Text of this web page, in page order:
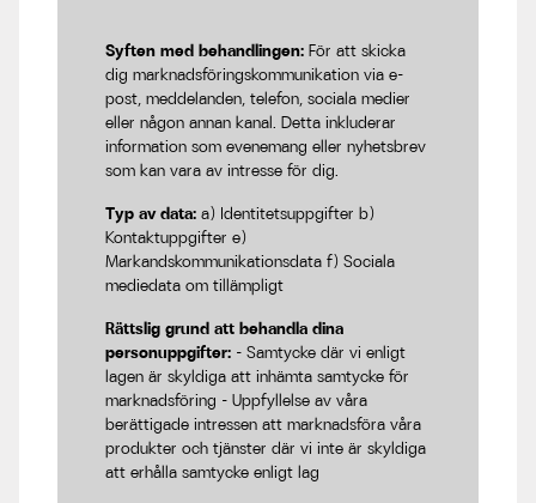
Syften med behandlingen: För att skicka
dig marknadsföringskommunikation via e-
post, meddelanden, telefon, sociala medier
eller någon annan kanal. Detta inkluderar
information som evenemang eller nyhetsbrev
som kan vara av intresse för dig.
Typ av data: a) Identitetsuppgifter b)
Kontaktuppgifter e)
Markandskommunikationsdata f) Sociala
mediedata om tillämpligt
Rättslig grund att behandla dina
personuppgifter: - Samtycke där vi enligt
lagen är skyldiga att inhämta samtycke för
marknadsföring - Uppfyllelse av våra
berättigade intressen att marknadsföra våra
produkter och tjänster där vi inte är skyldiga
att erhålla samtycke enligt lag